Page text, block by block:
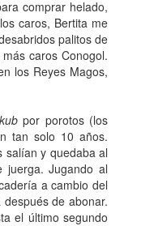
comprar helado,
caros, Bertita me
palitos de
caros Conogol.
los Reyes Magos,
por porotos (los
tan solo 10 años.
salían y quedaba al
Jugando al
a cambio del
de abonar.
el último segundo